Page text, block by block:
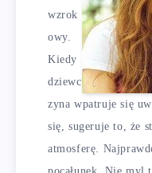
wzrok
owy.
Kiedy
dziewc
zyna wpatruje się
się, sugeruje to, że
atmosferę.